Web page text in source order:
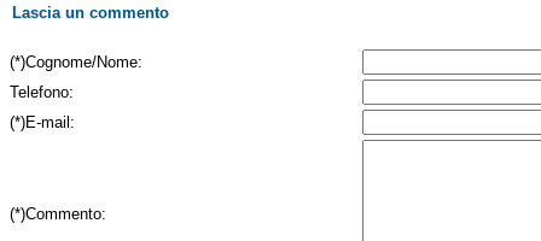
Lascia un commento
(*)Cognome/Nome:
Telefono:
(*)E-mail:
(*)Commento: